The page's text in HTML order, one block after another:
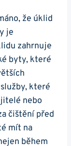
že úklid
je
zahrnuje
byty, které
které
nebo
čištění před
mít na
během